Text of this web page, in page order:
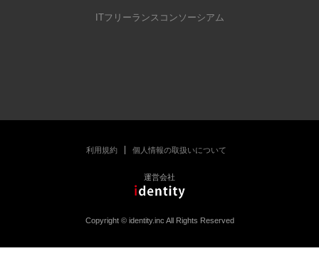
ITフリーランスコンソーシアム
利用規約 個人情報の取扱いについて
Copyright © identity.inc All Rights Reserved
運営会社